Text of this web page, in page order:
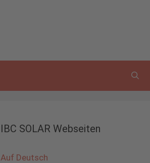
IBC SOLAR Webseiten
Auf Deutsch